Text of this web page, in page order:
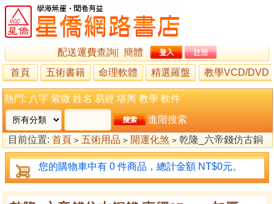
配送運費查詢
簡體
首頁
五術書籍 命理軟體 精選羅盤 教學VCD/DVD
熱門: 八字 紫微 姓名 易經 堪輿 教學 軟件
進階搜索
目前位置: 首頁 > 五術用品 > 開運化煞 > 乾隆_六帝錢仿古銅
錢 直徑25mm 加厚
您的購物車中有 0 件商品，總計金額 NT$0元。